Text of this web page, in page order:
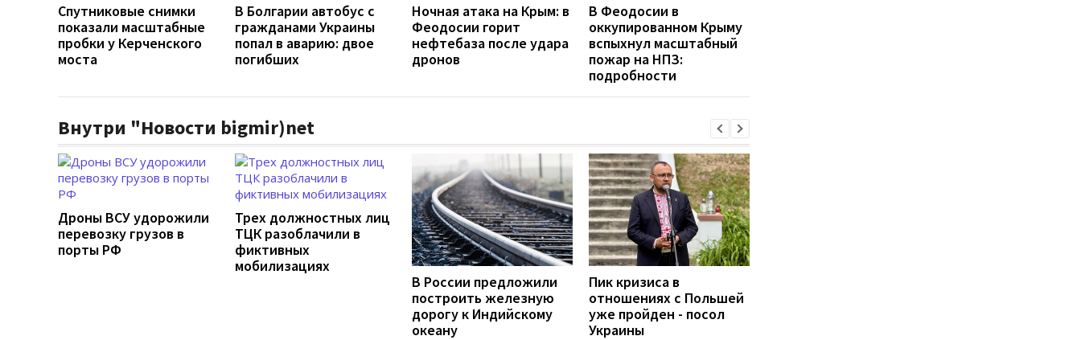
Спутниковые снимки
показали масштабные
пробки у Керченского
моста
В Болгарии автобус с
гражданами Украины
попал в аварию: двое
погибших
Ночная атака на Крым: в
Феодосии горит
нефтебаза после удара
дронов
В Феодосии в
оккупированном Крыму
вспыхнул масштабный
пожар на НПЗ:
подробности
Внутри "Новости bigmir)net
Дроны ВСУ удорожили
перевозку грузов в
порты РФ
Трех должностных лиц
ТЦК разоблачили в
фиктивных
мобилизациях
В России предложили
построить железную
дорогу к Индийскому
океану
Пик кризиса в
отношениях с Польшей
уже пройден - посол
Украины